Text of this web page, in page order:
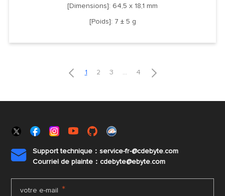
[Dimensions]: 64,5 x 18,1 mm
[Poids]: 7 ± 5 g
 1 2 3 ... 4 

Support technique：service-fr-@cdebyte.com
Courriel de plainte：cdebyte@ebyte.com
votre e-mail *